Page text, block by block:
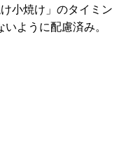
小焼け」のタイミン
ように配慮済み。